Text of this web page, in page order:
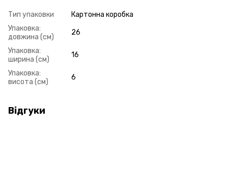
Тип упаковки
Картонна коробка
Упаковка:
довжина (см)
26
Упаковка:
ширина (см)
16
Упаковка:
висота (см)
6
Відгуки